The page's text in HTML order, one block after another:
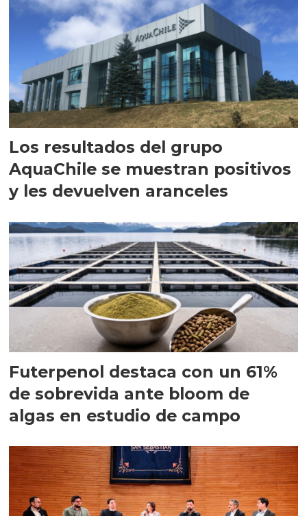
Los resultados del grupo
AquaChile se muestran positivos
y les devuelven aranceles
Futerpenol destaca con un 61%
de sobrevida ante bloom de
algas en estudio de campo